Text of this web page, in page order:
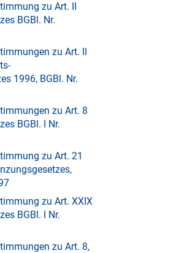
zu Art. II
BGBl. Nr.
zu Art. II
1996, BGBl. Nr.
zu Art. 8
BGBl. I Nr.
zu Art. 21
zu Art. XXIX
BGBl. I Nr.
zu Art. 8,